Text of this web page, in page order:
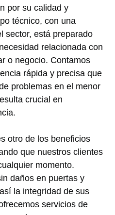
por su calidad y
técnico, con una
sector, está preparado
relacionada con
o negocio. Contamos
rápida y precisa que
problemas en el menor
crucial en
otro de los beneficios
que nuestros clientes
momento.
daños en puertas y
la integridad de sus
servicios de